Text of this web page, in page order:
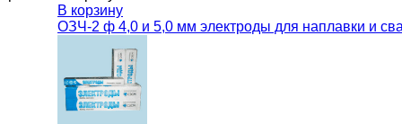
В корзину
ОЗЧ-2 ф 4,0 и 5,0 мм электроды для наплавки и